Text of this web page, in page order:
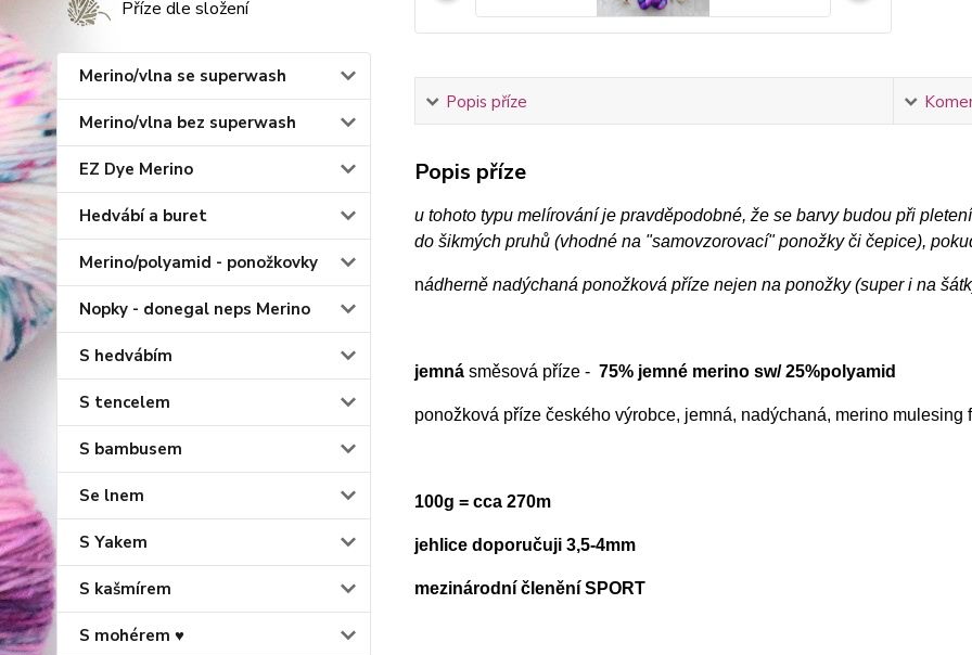
Příze dle složení
Merino/vlna se superwash
Merino/vlna bez superwash
EZ Dye Merino
Hedvábí a buret
Merino/polyamid - ponožkovky
Nopky - donegal neps Merino
S hedvábím
S tencelem
S bambusem
Se lnem
S Yakem
S kašmírem
S mohérem ♥
Popis příze
Popis příze
u tohoto typu melírování je pravděpodobné, že se barvy budou při
do šikmých pruhů (vhodné na "samovzorovací" ponožky či čepice),
nádherně nadýchaná ponožková příze nejen na ponožky (super i na
jemnásměsová příze - 75% jemné merino sw/ 25%polyamid
ponožková příze českého výrobce, jemná, nadýchaná, merino mulesing
100g = cca 270m
jehlice doporučuji 3,5-4mm
mezinárodní členění SPORT